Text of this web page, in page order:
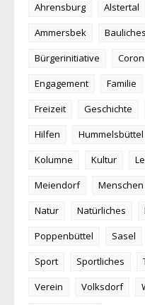
Ahrensburg Alstertal
Ammersbek
Bauliches
Bürgerinitiative
Engagement
Familie
Freizeit
Geschichte
Hilfen
Hummelsbüttel
Kolumne
Kultur
Meiendorf
Menschen
Natur
Natürliches
Poppenbüttel
Sasel
Sport
Sportliches
Verein
Volksdorf